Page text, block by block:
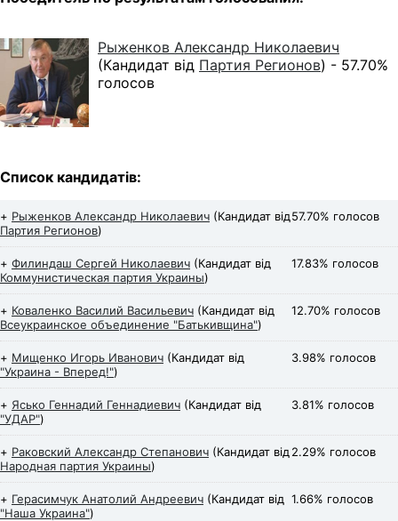
Рыженков Александр Николаевич
(Кандидат від Партия Регионов) - 57.70%
голосов
Список кандидатів:
+ 57.70% голосов
Рыженков Александр Николаевич (Кандидат від
Партия Регионов)
+ 17.83% голосов
Филиндаш Сергей Николаевич (Кандидат від
Коммунистическая партия Украины)
+ 12.70% голосов
Коваленко Василий Васильевич (Кандидат від
Всеукраинское объединение "Батькивщина")
+ 3.98% голосов
Мищенко Игорь Иванович (Кандидат від
"Украина - Вперед!")
+ 3.81% голосов
Ясько Геннадий Геннадиевич (Кандидат від
"УДАР")
+ 2.29% голосов
Раковский Александр Степанович (Кандидат від
Народная партия Украины)
+ 1.66% голосов
Герасимчук Анатолий Андреевич (Кандидат від
"Наша Украина")